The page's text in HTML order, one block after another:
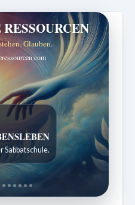
Glauben.
Jahre.